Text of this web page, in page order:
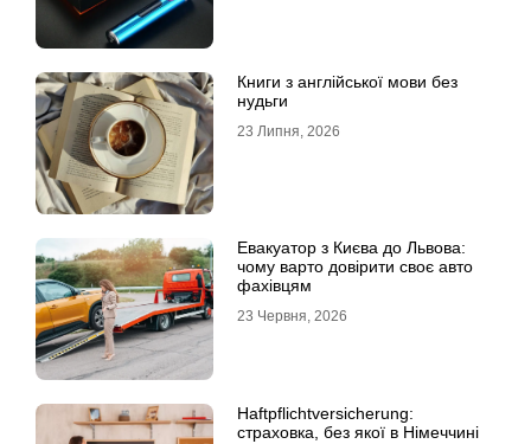
Книги з англійської мови без
нудьги
23 Липня, 2026
Евакуатор з Києва до Львова:
чому варто довірити своє авто
фахівцям
23 Червня, 2026
Haftpflichtversicherung:
страховка, без якої в Німеччині